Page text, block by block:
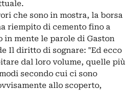
che sono in mostra, la borsa
riempito di cemento fino a
mente le parole di Gaston
Il diritto di sognare: "Ed ecco
dal loro volume, quelle più
secondo cui ci sono
allo scoperto,